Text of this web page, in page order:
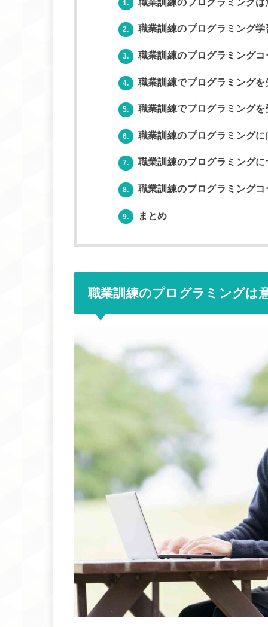
1.
2. 職業訓練のプログラミング
3. 職業訓練のプログラミング
4. 職業訓練でプログラミング
5. 職業訓練でプログラミング
6. 職業訓練のプログラミング
7. 職業訓練のプログラミング
8. 職業訓練のプログラミング
9. まとめ
職業訓練のプログラミングは